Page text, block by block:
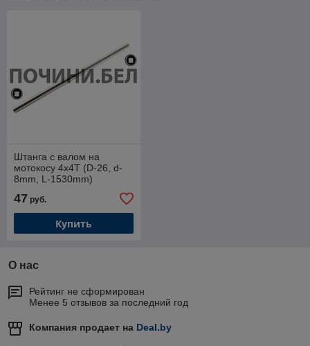
Штанга с валом на
мотокосу 4x4T (D-26, d-
8mm, L-1530mm)
47 руб.
Купить
О нас
Рейтинг не сформирован
Менее 5 отзывов за последний год
Компания продает на Deal.by